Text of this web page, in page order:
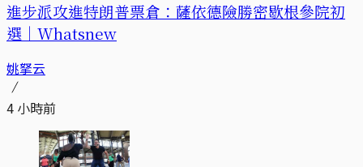
進步派攻進特朗普票倉：薩依德險勝密歇根參院初
選｜Whatsnew
姚拏云
4 小時前